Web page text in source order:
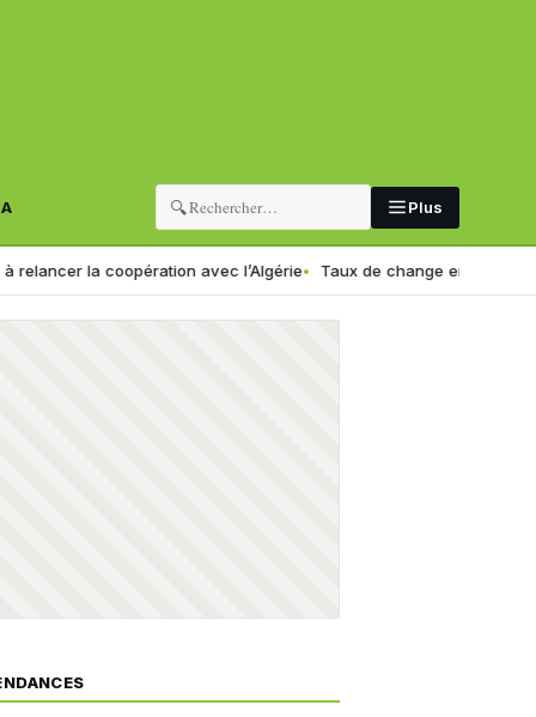
🔍 Plus
coopération avec l’Algérie Taux de change en Algérie : voici le